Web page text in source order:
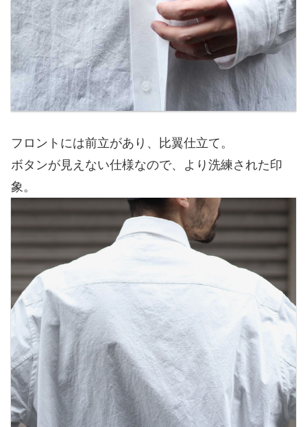
フロントには前立があり、比翼仕立て。
ボタンが見えない仕様なので、より洗練された印
象。